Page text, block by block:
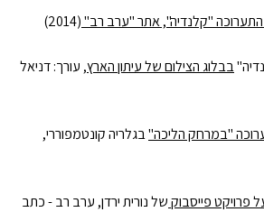
"קלנדיה", אתר "ערב רב"(2014)
בבלוג הצילום של עיתון הארץ, עורך: דניאל
"במרחק הליכה"בגלריה קונטמפוררי,
פרויקט פייסבוקשל נורית ירדן, ערב רב - כתב